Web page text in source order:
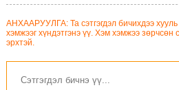
АНХААРУУЛГА: Та сэтгэгдэл бичихдээ
хэмжээг хүндэтгэнэ үү. Хэм хэмжээ зөрчсөн
эрхтэй.